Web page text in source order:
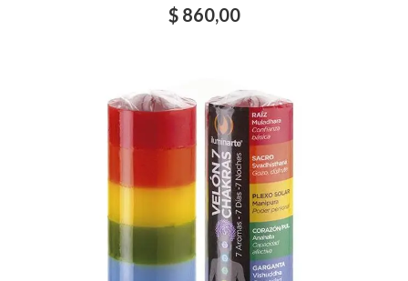
$860,00